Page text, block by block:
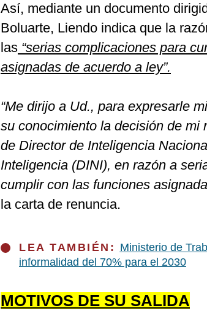
Así, mediante un documento
Boluarte, Liendo indica que la
las “serias complicaciones para
asignadas de acuerdo a ley”.
“Me dirijo a Ud., para expresarle
su conocimiento la decisión de mi
de Director de Inteligencia
Inteligencia (DINI), en razón a
cumplir con las funciones
la carta de renuncia.
LEA TAMBIÉN: Ministerio de
informalidad del 70% para el 2030
MOTIVOS DE SU SALIDA